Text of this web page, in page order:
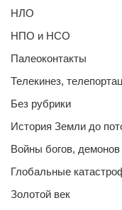
НЛО
НПО и НСО
Палеоконтакты
Телекинез,
Без рубрики
История Земли до
Войны богов,
Глобальные
Золотой век